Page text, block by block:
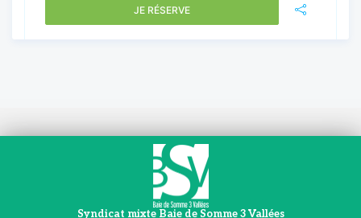
JE RÉSERVE
Syndicat mixte Baie de Somme 3 Vallées